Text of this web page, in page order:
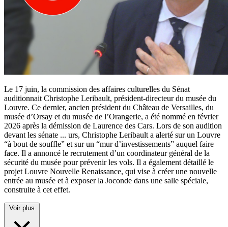
Le 17 juin, la commission des affaires culturelles du Sénat
auditionnait Christophe Leribault, président-directeur du musée du
Louvre. Ce dernier, ancien président du Château de Versailles, du
musée d’Orsay et du musée de l’Orangerie, a été nommé en février
2026 après la démission de Laurence des Cars. Lors de son audition
devant les sénate ... urs, Christophe Leribault a alerté sur un Louvre
“à bout de souffle” et sur un “mur d’investissements” auquel faire
face. Il a annoncé le recrutement d’un coordinateur général de la
sécurité du musée pour prévenir les vols. Il a également détaillé le
projet Louvre Nouvelle Renaissance, qui vise à créer une nouvelle
entrée au musée et à exposer la Joconde dans une salle spéciale,
construite à cet effet.
Voir plus